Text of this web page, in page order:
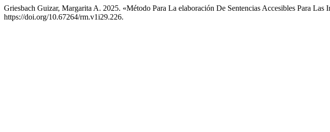
Griesbach Guizar, Margarita A. 2025. «Método Para La elaboración De Sentencias Accesibles Para Las
https://doi.org/10.67264/rm.v1i29.226.